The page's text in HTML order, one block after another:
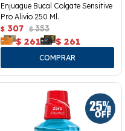
Enjuague Bucal Colgate Sensitive
Pro Alivio 250 Ml.
$ 307 $ 353
$ 261 $ 261